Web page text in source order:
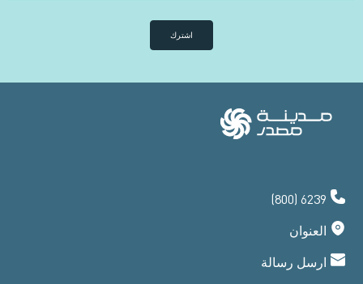
اشترك
(800) 6239
العنوان
ارسل رسالة